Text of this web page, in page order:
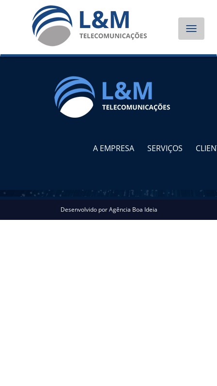
Toggle
A EMPRESA SERVIÇOS
Desenvolvido porAgência Boa Ideia